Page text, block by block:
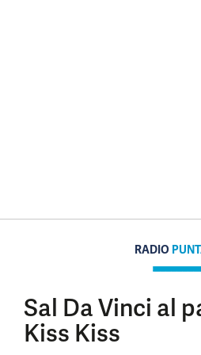
RADIO
Sal Da Vinci al
Kiss Kiss